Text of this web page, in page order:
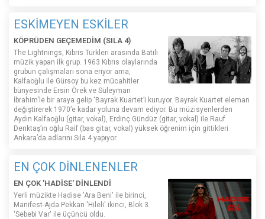
ESKİMEYEN ESKİLER
KÖPRÜDEN GEÇEMEDİM (SILA 4)
The Lightnings, Kıbrıs Türkleri arasında Batılı
müzik yapan ilk grup. 1963 Kıbrıs olaylarında
grubun çalışmaları sona eriyor ama,
Kalfaoğlu ile Gürsoy bu kez mücahitler
bünyesinde Ersin Örek ve Süleyman
İbrahim’le bir araya gelip ‘Bayrak Kuartet’i kuruyor. Bayrak Kuartet eleman
değiştirerek 1970’e kadar yoluna devam ediyor. Bu müzisyenlerden
Aydın Kalfaoğlu (gitar, vokal), Erdinç Gündüz (gitar, vokal) ile Rauf
Denktaş’ın oğlu Raif (bas gitar, vokal) yüksek öğrenim için gittikleri
Ankara’da adlarını Sıla 4 yapıyor.
EN ÇOK DİNLENENLER
EN ÇOK 'HADİSE' DİNLENDİ
Yerli müzikte Hadise 'Ara Beni' ile birinci,
Manifest-Ajda Pekkan 'Hileli' ikinci, Blok 3
'Sebebi Var' ile üçüncü oldu.